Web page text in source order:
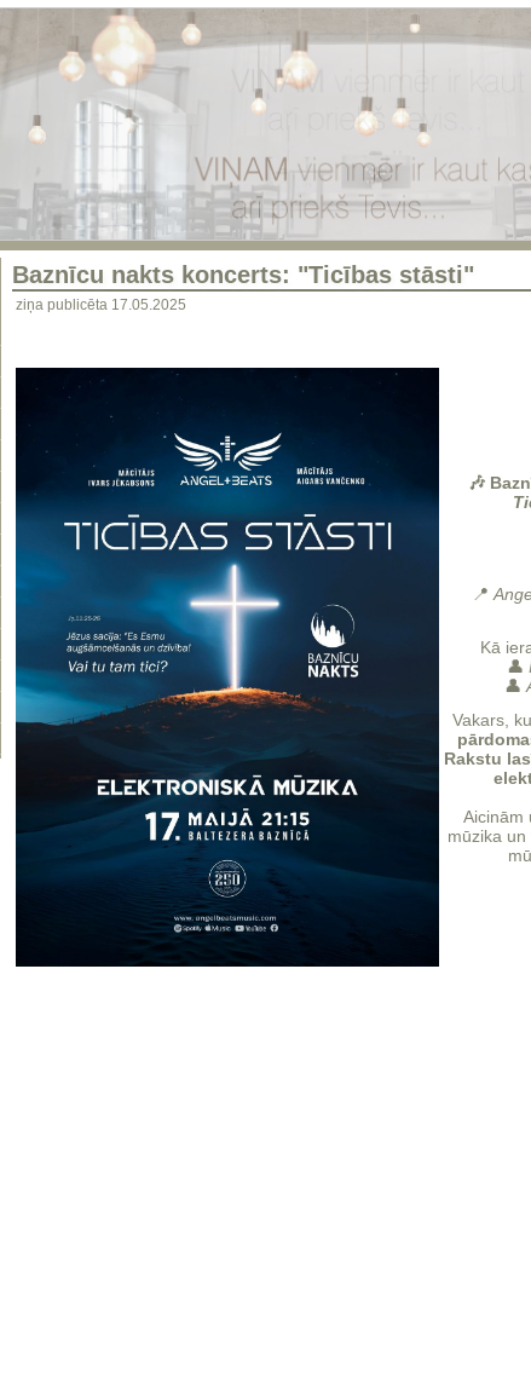
Baznīcu nakts koncerts: "Ticības stāsti"
ziņa publicēta 17.05.2025
🎶
📍
Kā
👤
👤
Vakars,
Rakstu
Aicinām
mūzika